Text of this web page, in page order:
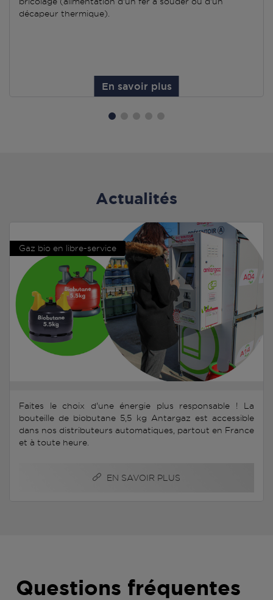
décapeur thermique).
En savoir plus
Actualités
Gaz bio en libre-service
Faites le choix d'une énergie plus responsable ! La
bouteille de biobutane 5,5 kg Antargaz est accessible
dans nos distributeurs automatiques, partout en France
et à toute heure.
EN SAVOIR PLUS
Questions fréquentes